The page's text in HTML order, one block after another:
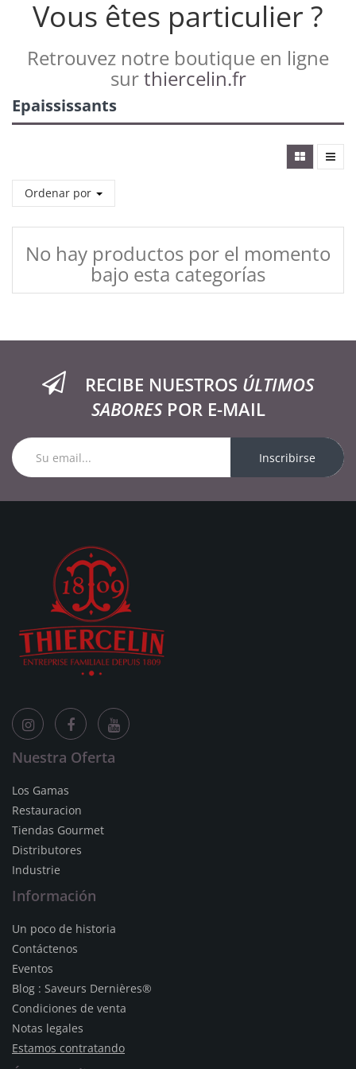
Vous êtes particulier ?
Retrouvez notre boutique en ligne
surthiercelin.fr
Epaississants
Ordenar por
No hay productos por el momento
bajo esta categorías
RECIBE NUESTROS ÚLTIMOS
SABORESPOR E-MAIL
Inscribirse
Nuestra Oferta
Los Gamas
Restauracion
Tiendas Gourmet
Distributores
Industrie
Información
Un poco de historia
Contáctenos
Eventos
Blog : Saveurs Dernières®
Condiciones de venta
Notas legales
Estamos contratando